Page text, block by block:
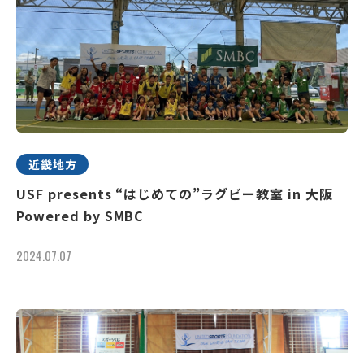
近畿地方
USF presents “はじめての”ラグビー教室 in 大阪
Powered by SMBC
2024.07.07